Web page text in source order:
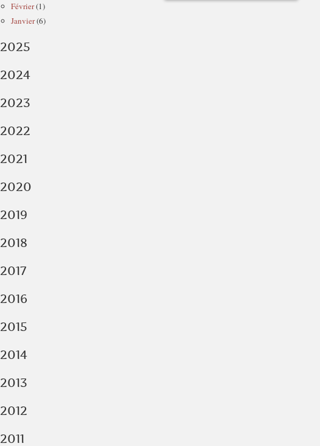
Février(1)
Janvier(6)
2025
2024
2023
2022
2021
2020
2019
2018
2017
2016
2015
2014
2013
2012
2011